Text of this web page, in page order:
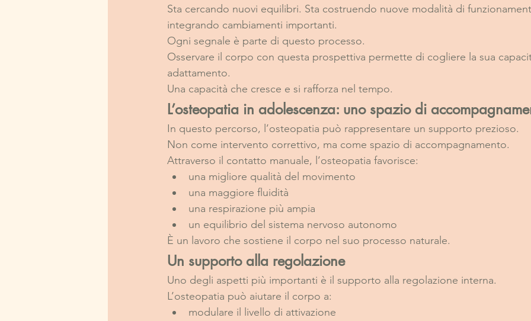
Sta cercando nuovi equilibri. Sta costruendo nuove modalità di
integrando cambiamenti importanti.
Ogni segnale è parte di questo processo.
Osservare il corpo con questa prospettiva permette di cogliere la sua
adattamento.
Una capacità che cresce e si rafforza nel tempo.
L’osteopatia in adolescenza: uno spazio di
In questo percorso, l’osteopatia può rappresentare un supporto prezioso.
Non come intervento correttivo, ma come spazio di accompagnamento.
Attraverso il contatto manuale, l’osteopatia favorisce:
una migliore qualità del movimento
una maggiore fluidità
una respirazione più ampia
un equilibrio del sistema nervoso autonomo
È un lavoro che sostiene il corpo nel suo processo naturale.
Un supporto alla regolazione
Uno degli aspetti più importanti è il supporto alla regolazione interna.
L’osteopatia può aiutare il corpo a:
modulare il livello di attivazione